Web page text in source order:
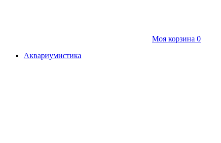
Моя корзина 0
Аквариумистика